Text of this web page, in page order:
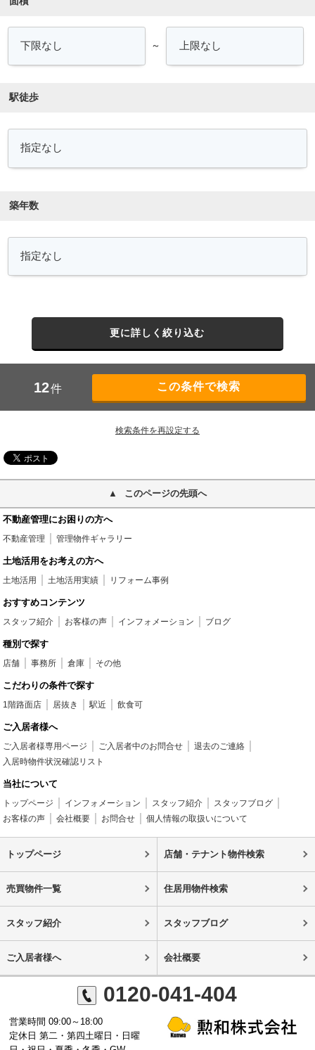
～
駅徒歩
築年数
更に詳しく絞り込む
12件
検索条件を再設定する
このページの先頭へ
不動産管理にお困りの方へ
不動産管理 管理物件ギャラリー
土地活用をお考えの方へ
土地活用 土地活用実績 リフォーム事例
おすすめコンテンツ
スタッフ紹介 お客様の声 インフォメーション ブログ
種別で探す
店舗 事務所 倉庫 その他
こだわりの条件で探す
1階路面店 居抜き 駅近 飲食可
ご入居者様へ
ご入居者様専用ページ ご入居者中のお問合せ
退去のご連絡
入居時物件状況確認リスト
当社について
トップページ インフォメーション スタッフ紹介
スタッフブログ
お客様の声
会社概要 お問合せ 個人情報の取扱いについて
トップページ 店舗・テナント物件検索
売買物件一覧 住居用物件検索
スタッフ紹介 スタッフブログ
ご入居者様へ 会社概要
0120-041-404
営業時間 09:00～18:00
定休日 第二・第四土曜日・日曜